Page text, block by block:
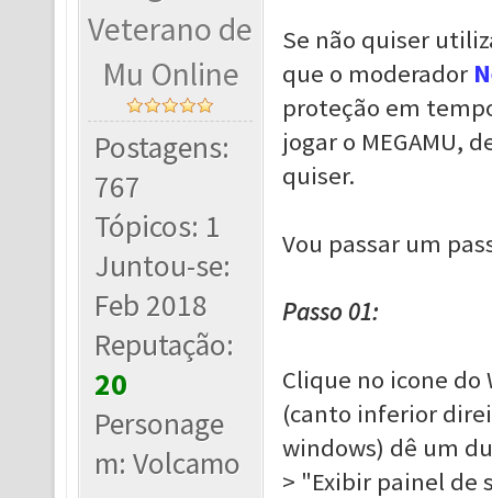
Veterano de
Mu Online
Postagens:
767
Tópicos: 1
Juntou-se:
Feb 2018
Reputação:
20
Personage
m: Volcamo
Se não quiser
que o moderador
proteção em
jogar o MEGAMU,
quiser.
Vou passar um
Passo 01:
Clique no icone
(canto inferior
windows) dê um
> "Exibir painel de